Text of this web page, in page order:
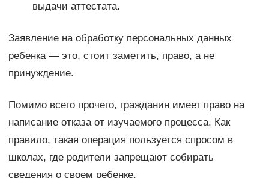
выдачи аттестата.
Заявление на обработку персональных данных
ребенка — это, стоит заметить, право, а не
принуждение.
Помимо всего прочего, гражданин имеет право на
написание отказа от изучаемого процесса. Как
правило, такая операция пользуется спросом в
школах, где родители запрещают собирать
сведения о своем ребенке.